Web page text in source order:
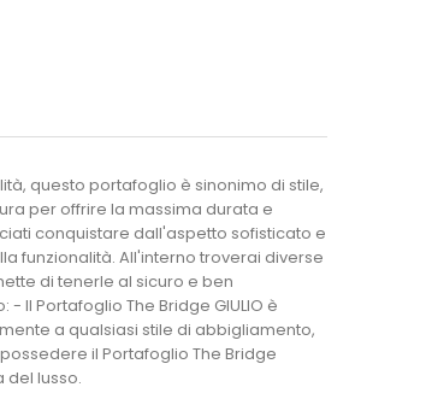
questo portafoglio è sinonimo di stile,
per offrire la massima durata e
conquistare dall'aspetto sofisticato e
funzionalità. All'interno troverai diverse
di tenerle al sicuro e ben
Il Portafoglio The Bridge GIULIO è
a qualsiasi stile di abbigliamento,
il Portafoglio The Bridge
del lusso.